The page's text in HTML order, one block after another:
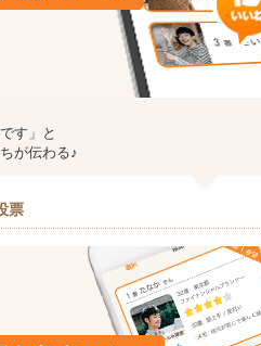
す」と
が伝わる♪
票